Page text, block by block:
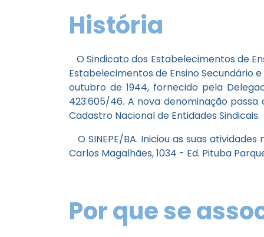
História
O Sindicato dos Estabelecimentos de
Estabelecimentos de Ensino Secundário
outubro de 1944, fornecido pela
423.605/46. A nova denominação
Cadastro Nacional de Entidades Sindicais.
O SINEPE/BA. Iniciou as suas
Carlos Magalhães, 1034 - Ed. Pituba
Por que se